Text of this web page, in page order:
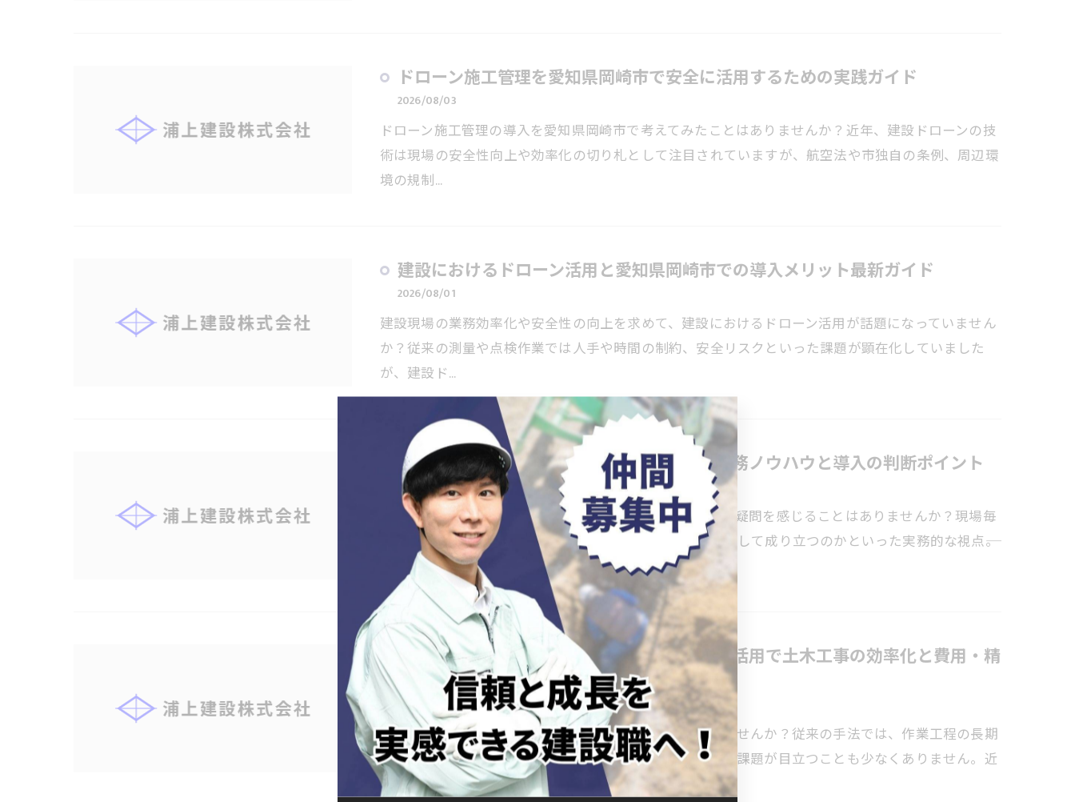
ドローン施工管理を愛知県岡崎市で安全に活用するための実践ガイド
2026/08/03
ドローン施工管理の導入を愛知県岡崎市で考えてみたことはありませんか？近年、建設ドローンの技
術は現場の安全性向上や効率化の切り札として注目されていますが、航空法や市独自の条例、周辺環
境の規制…
建設におけるドローン活用と愛知県岡崎市での導入メリット最新ガイド
2026/08/01
建設現場の業務効率化や安全性の向上を求めて、建設におけるドローン活用が話題になっていません
か？従来の測量や点検作業では人手や時間の制約、安全リスクといった課題が顕在化していました
が、建設ド…
ドローン写真測量と建設ドローンの費用や実務ノウハウと導入の判断ポイント
2026/07/31
ドローン写真測量や建設ドローンの導入について、こんな疑問を感じることはありませんか？現場毎
に異なる費用の幅や、法律・規制の複雑さ、そして業務として成り立つのかといった実務的な視点――。
愛知県…
ドローン測量と愛知県岡崎市の建設ドローン活用で土木工事の効率化と費用・精
度を徹底比較
2026/07/30
土木工事における測量や出来形管理の効率化に悩んでいませんか？従来の手法では、作業工程の長期
化や人的ミス、現場スタッフの負担増大など、さまざまな課題が目立つことも少なくありません。近
年、ドロ…